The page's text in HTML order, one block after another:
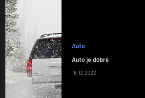
Auto
Auto je dobré
18.12.2022